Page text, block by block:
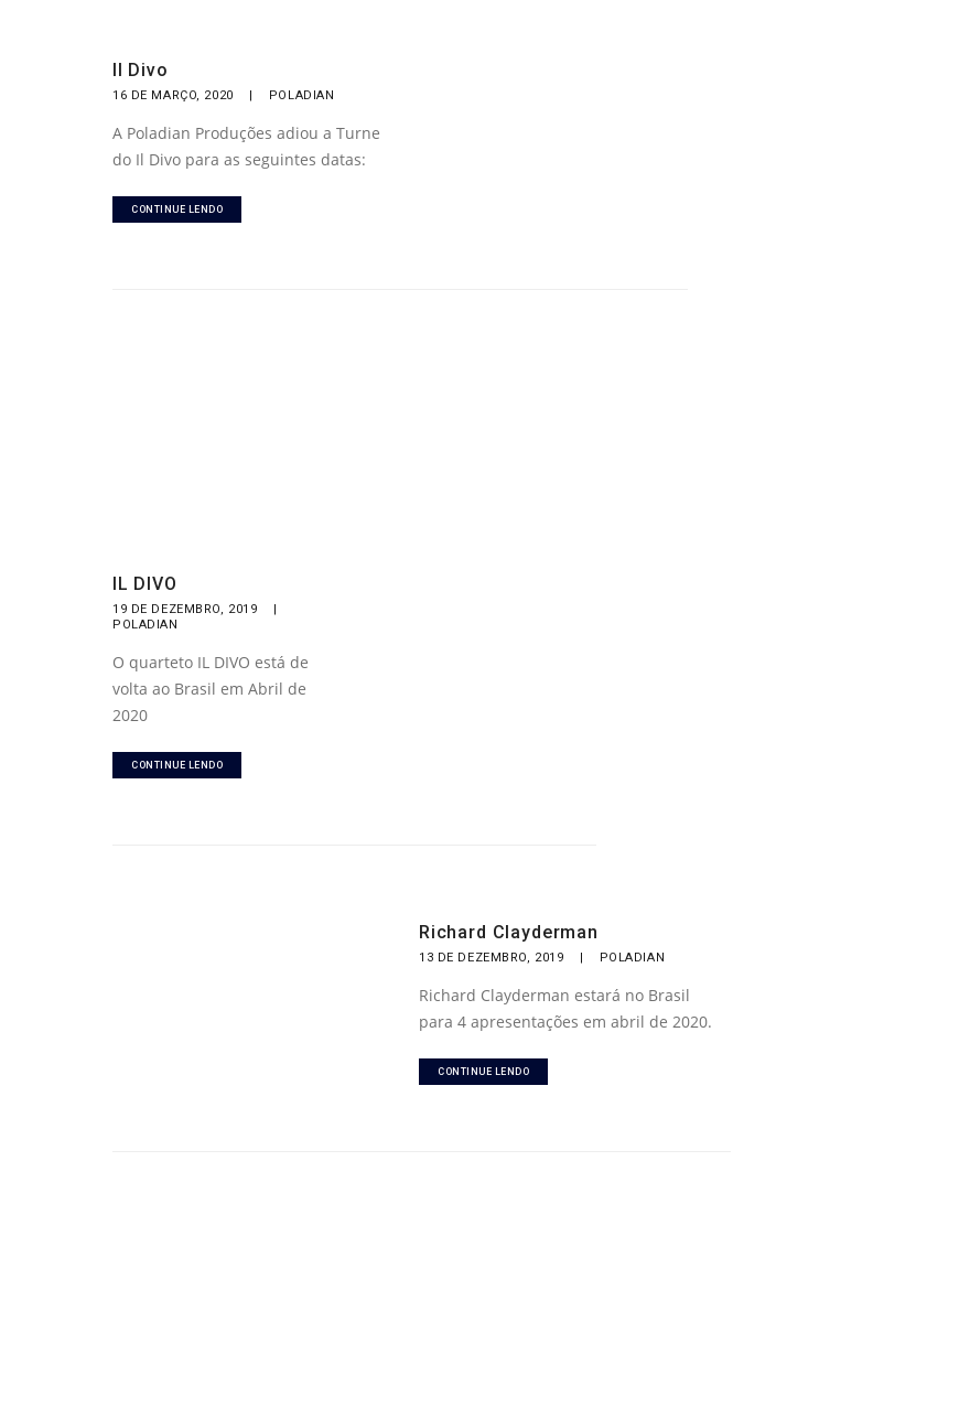
Il Divo
16 DE MARÇO, 2020 | POLADIAN
A Poladian Produções adiou a Turne
do Il Divo para as seguintes datas:
CONTINUE LENDO
IL DIVO
19 DE DEZEMBRO, 2019
|
POLADIAN
O quarteto IL DIVO está de
volta ao Brasil em Abril de
2020
CONTINUE LENDO
Richard Clayderman
13 DE DEZEMBRO, 2019 | POLADIAN
Richard Clayderman estará no Brasil
para 4 apresentações em abril de 2020.
CONTINUE LENDO